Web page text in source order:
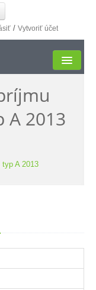
/ Vytvoriť účet
A 2013
A 2013